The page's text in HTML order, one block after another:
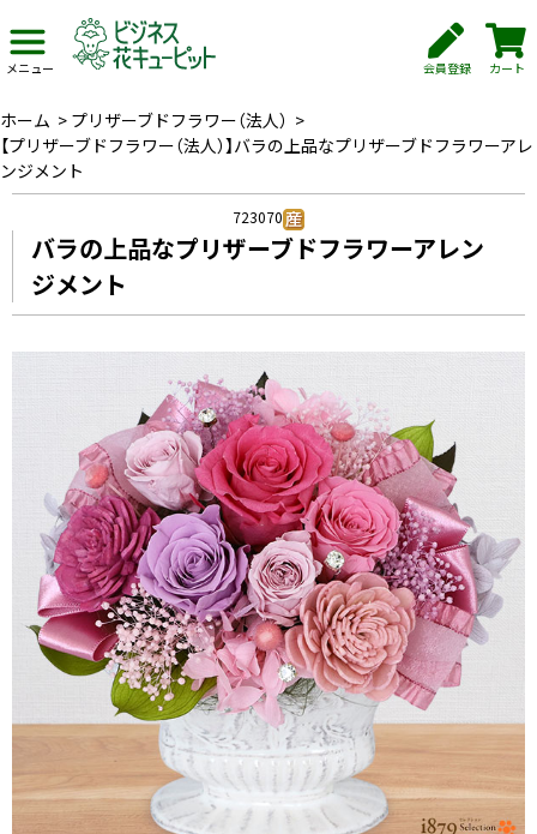
メニュー 会員登録 カート
ホーム > プリザーブドフラワー（法人） >
【プリザーブドフラワー（法人）】バラの上品なプリザーブドフラワーアレ
ンジメント
723070
バラの上品なプリザーブドフラワーアレン
ジメント